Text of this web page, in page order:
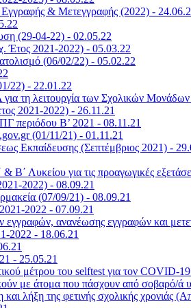
& Μετεγγραφής (2022) -
(29-04-22) - 02.05.22
Έτος 2021-2022) - 05.03.22
(06/02/22) - 05.02.22
22) - 22.01.22
τη λειτουργία των Σχολικών
2021-2022) - 26.11.21
περιόδου Β’ 2021 - 08.11.21
(01/11/21) - 01.11.21
Εκπαίδευσης (Σεπτέμβριος 2021) -
Β΄ Λυκείου για τις προαγωγικές
2022) - 08.09.21
(07/09/21) - 08.09.21
2022 - 07.09.21
εγγραφών, ανανέωσης εγγραφών και
2022 - 18.06.21
- 25.05.21
μέτρου του selftest για τον COVID-
με άτομα που πάσχουν από σοβαρό/ά
λήξη της φετινής σχολικής χρονιάς